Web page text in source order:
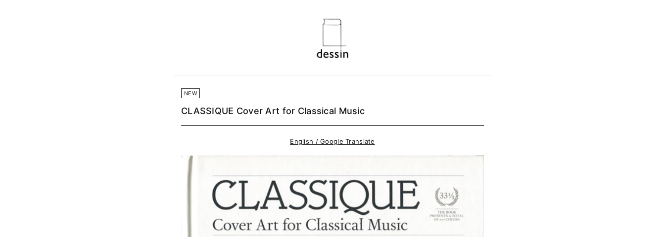
NEW
CLASSIQUE Cover Art for Classical Music
English / Google Translate